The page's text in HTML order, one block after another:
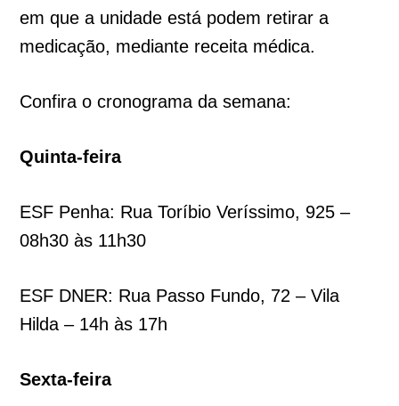
em que a unidade está podem retirar a
medicação, mediante receita médica.
Confira o cronograma da semana:
Quinta-feira
ESF Penha: Rua Toríbio Veríssimo, 925 –
08h30 às 11h30
ESF DNER: Rua Passo Fundo, 72 – Vila
Hilda – 14h às 17h
Sexta-feira